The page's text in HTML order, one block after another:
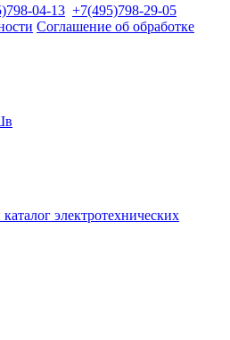
04-13 +7(495)798-29-05
Соглашение об обработке